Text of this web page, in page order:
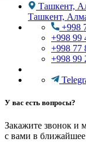
Ташкент,
Ташкент,
+998
+998 99
+998 77
+998 99
У вас есть вопросы?
Закажите звонок и
с вами в